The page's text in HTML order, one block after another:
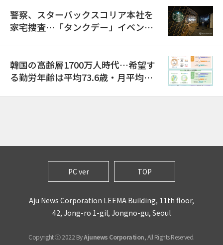
警察、スターバックスコリア本社を
家宅捜査…「タンクデー」イベント
韓国の高齢層1700万人時代…希望す
る勤労年齢は平均73.6歳・月平均賃
PC ver TOP
Aju News Corporation LEEMA Building, 11th floor,
42, Jong-ro 1-gil, Jongno-gu, Seoul
Copyright ⓒ 2022 ByAjunews Corporation, All Rights Reserved.